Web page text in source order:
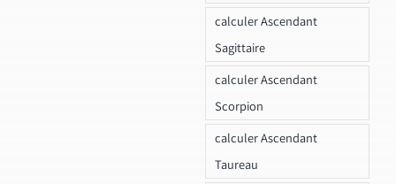
calculer Ascendant
Sagittaire
calculer Ascendant
Scorpion
calculer Ascendant
Taureau